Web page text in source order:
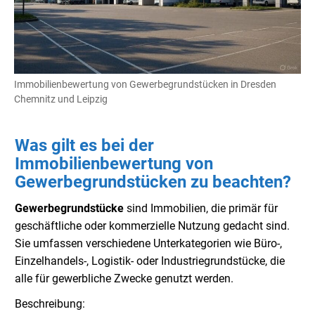
Immobilienbewertung von Gewerbegrundstücken in Dresden
Chemnitz und Leipzig
Was gilt es bei der
Immobilienbewertung von
Gewerbegrundstücken zu beachten?
Gewerbegrundstücke sind Immobilien, die primär für
geschäftliche oder kommerzielle Nutzung gedacht sind.
Sie umfassen verschiedene Unterkategorien wie Büro-,
Einzelhandels-, Logistik- oder Industriegrundstücke, die
alle für gewerbliche Zwecke genutzt werden.
Beschreibung: